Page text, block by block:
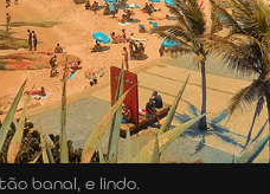
banal, e lindo.